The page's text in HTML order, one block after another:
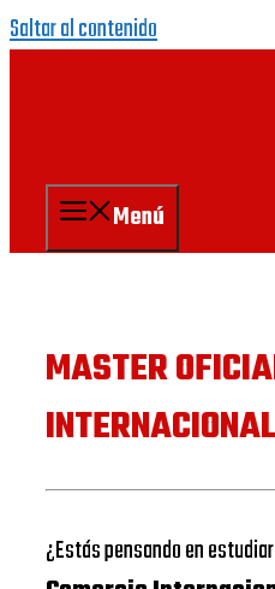
Saltar al contenido
Menú
MASTER
INTERNACIONAL
¿Estás pensando en